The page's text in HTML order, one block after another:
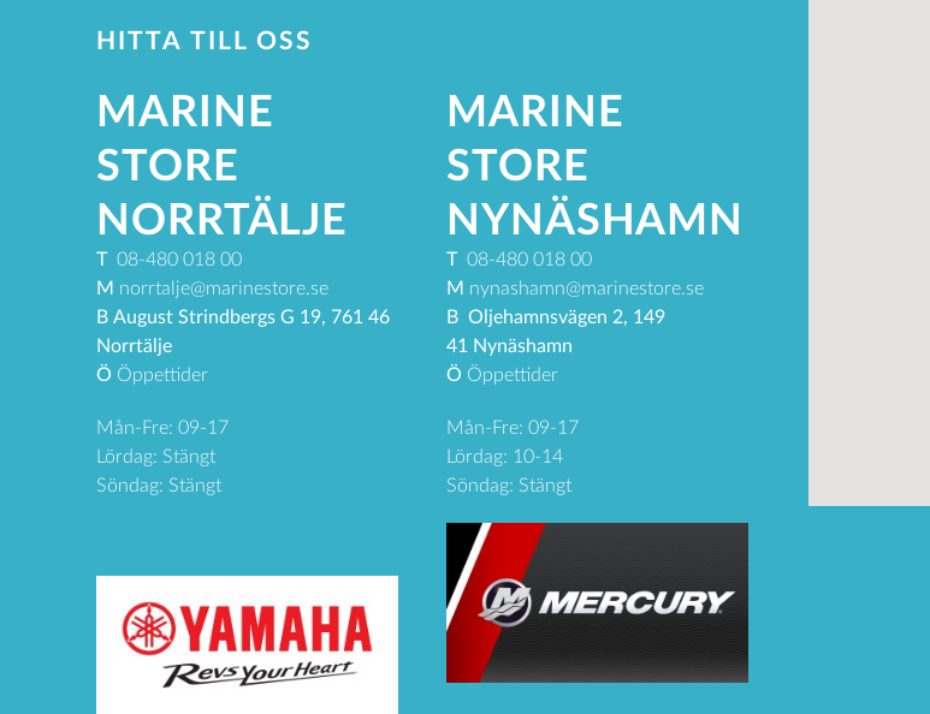
HITTA TILL OSS
MARINE
STORE
NORRTÄLJE
T08-480 018 00
M norrtalje@marinestore.se
BAugust Strindbergs G 19, 761 46
Norrtälje
Ö Öppettider
Mån-Fre: 09-17
Lördag: Stängt
Söndag: Stängt
MARINE
STORE
NYNÄSHAMN
T08-480 018 00
M nynashamn@marinestore.se
B Oljehamnsvägen 2, 149
41 Nynäshamn
Ö Öppettider
Mån-Fre: 09-17
Lördag: 10-14
Söndag: Stängt